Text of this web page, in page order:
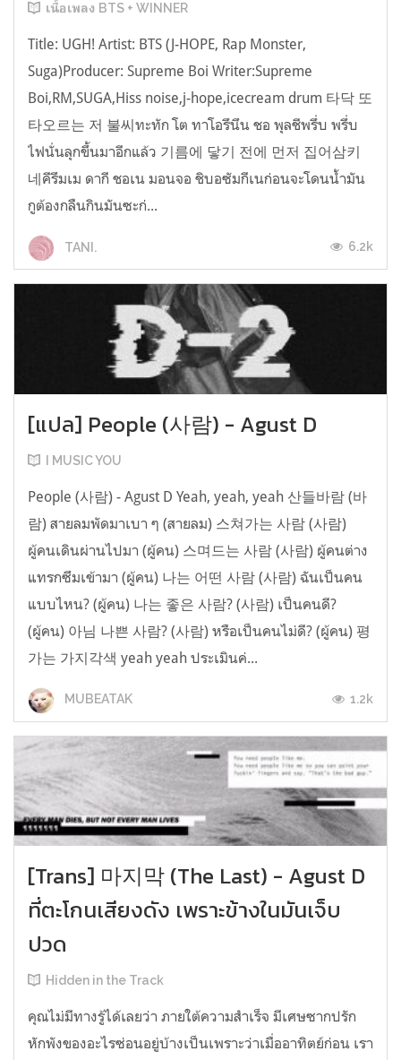
เนื้อเพลง BTS + WINNER
Title: UGH! Artist: BTS (J-HOPE, Rap Monster,
Suga)Producer: Supreme Boi Writer:Supreme
Boi,RM,SUGA,Hiss noise,j-hope,icecream drum 타닥 또
타오르는 저 불씨ทะทัก โต ทาโอรึนึน ชอ พุลชีพรึ่บ พรึ่บ
ไฟนั่นลุกขึ้นมาอีกแล้ว 기름에 닿기 전에 먼저 집어삼키
네คีรึมเม ดากี ชอเน มอนจอ ชิบอซัมกีเนก่อนจะโดนน้ำมัน
กูต้องกลืนกินมันซะก่...
TANI. 6.2k
[แปล] People (사람) - Agust D
I MUSIC YOU
People (사람) - Agust D Yeah, yeah, yeah 산들바람 (바
람) สายลมพัดมาเบา ๆ (สายลม) 스쳐가는 사람 (사람)
ผู้คนเดินผ่านไปมา (ผู้คน) 스며드는 사람 (사람) ผู้คนต่าง
แทรกซึมเข้ามา (ผู้คน) 나는 어떤 사람 (사람) ฉันเป็นคน
แบบไหน? (ผู้คน) 나는 좋은 사람? (사람) เป็นคนดี?
(ผู้คน) 아님 나쁜 사람? (사람) หรือเป็นคนไม่ดี? (ผู้คน) 평
가는 가지각색 yeah yeah ประเมินค่...
MUBEATAK 1.2k
[Trans] 마지막 (The Last) - Agust D
ที่ตะโกนเสียงดัง เพราะข้างในมันเจ็บ
ปวด
Hidden in the Track
คุณไม่มีทางรู้ได้เลยว่า ภายใต้ความสำเร็จ มีเศษซากปรัก
หักพังของอะไรซ่อนอยู่บ้างเป็นเพราะว่าเมื่ออาทิตย์ก่อน เรา